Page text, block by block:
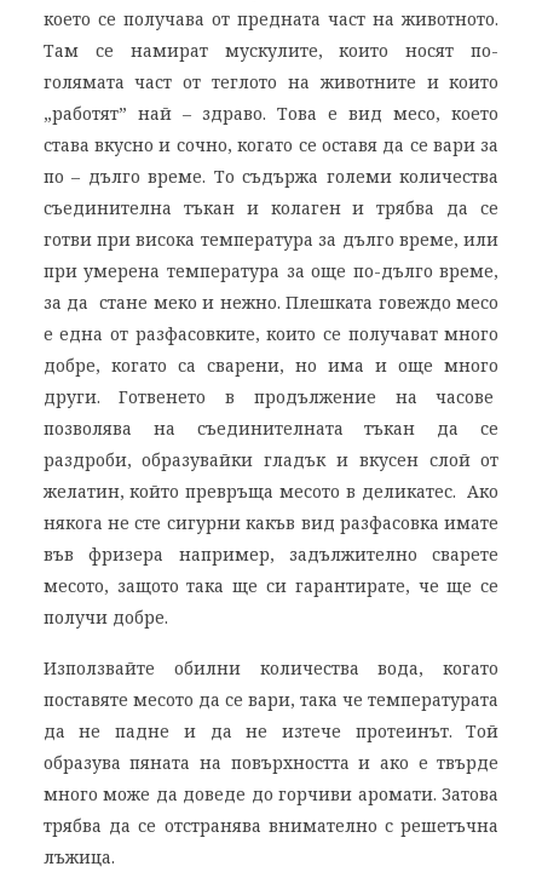
което се получава от предната част на животното.
Там се намират мускулите, които носят по-
голямата част от теглото на животните и които
„работят” най – здраво. Това е вид месо, което
става вкусно и сочно, когато се оставя да се вари за
по – дълго време. То съдържа големи количества
съединителна тъкан и колаген и трябва да се
готви при висока температура за дълго време, или
при умерена температура за още по-дълго време,
за да стане меко и нежно. Плешката говеждо месо
е една от разфасовките, които се получават много
добре, когато са сварени, но има и още много
други. Готвенето в продължение на часове
позволява на съединителната тъкан да се
раздроби, образувайки гладък и вкусен слой от
желатин, който превръща месото в деликатес. Ако
някога не сте сигурни какъв вид разфасовка имате
във фризера например, задължително сварете
месото, защото така ще си гарантирате, че ще се
получи добре.
Използвайте обилни количества вода, когато
поставяте месото да се вари, така че температурата
да не падне и да не изтече протеинът. Той
образува пяната на повърхността и ако е твърде
много може да доведе до горчиви аромати. Затова
трябва да се отстранява внимателно с решетъчна
лъжица.